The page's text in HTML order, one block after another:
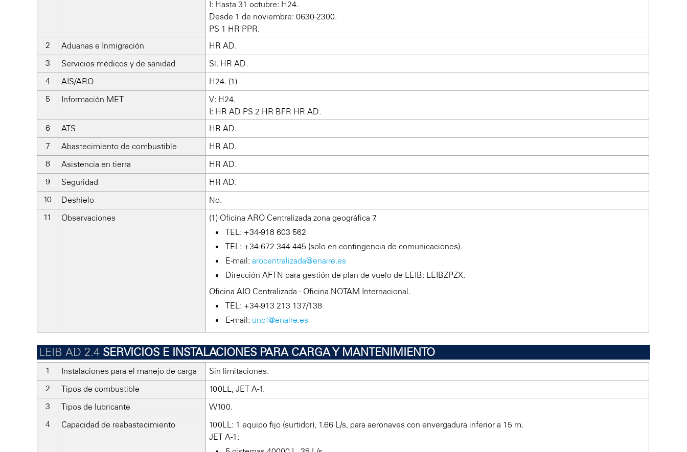
I: Hasta 31 octubre: H24.
Desde 1 de noviembre: 0630-2300.
PS 1 HR PPR.
Aduanas e Inmigración
HR AD.
Servicios médicos y de sanidad
Sí. HR AD.
AIS/ARO
H24. (1)
Información MET
V: H24.
I: HR AD PS 2 HR BFR HR AD.
ATS
HR AD.
Abastecimiento de combustible
HR AD.
Asistencia en tierra
HR AD.
Seguridad
HR AD.
Deshielo
No.
Observaciones
(1) Oficina ARO Centralizada zona geográfica 7.
TEL: +34-918 603 562
TEL: +34-672 344 445 (solo en contingencia de comunicaciones).
E-mail: arocentralizada@enaire.es
Dirección AFTN para gestión de plan de vuelo de LEIB: LEIBZPZX.
Oficina AIO Centralizada - Oficina NOTAM Internacional.
TEL: +34-913 213 137/138
E-mail: unof@enaire.es
SERVICIOS E INSTALACIONES PARA CARGA Y MANTENIMIENTO
Instalaciones para el manejo de carga
Sin limitaciones.
Tipos de combustible
100LL, JET A-1.
Tipos de lubricante
W100.
Capacidad de reabastecimiento
100LL: 1 equipo fijo (surtidor), 1.66 L/s, para aeronaves con envergadura inferior a 15 m.
JET A-1: